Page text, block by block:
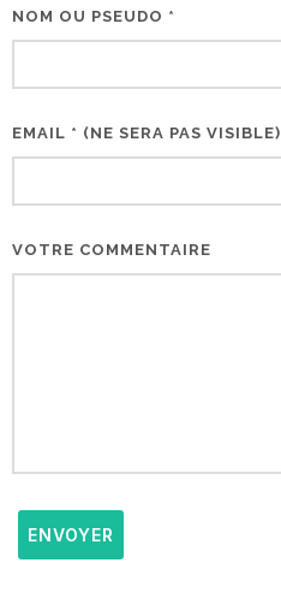
NOM OU PSEUDO *
EMAIL * (NE SERA PAS VISIBLE)
VOTRE COMMENTAIRE
ENVOYER